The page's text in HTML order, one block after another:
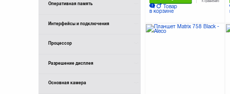
Matrix
Nomi
Оперативная память
Интерфейсы и подключения
Процессор
Разрешение дисплея
Основная камера
Товар
в корзине
К сравнению